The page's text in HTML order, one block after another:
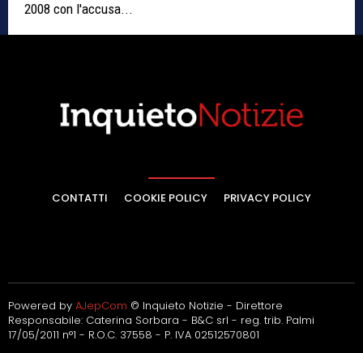
2008 con l'accusa...
CONTATTI COOKIE POLICY PRIVACY POLICY
Powered by AJepCom © Inquieto Notizie - Direttore
Responsabile: Caterina Sorbara - B&C srl - reg. trib. Palmi
17/05/2011 n°1 - R.O.C. 37558 - P. IVA 02512570801